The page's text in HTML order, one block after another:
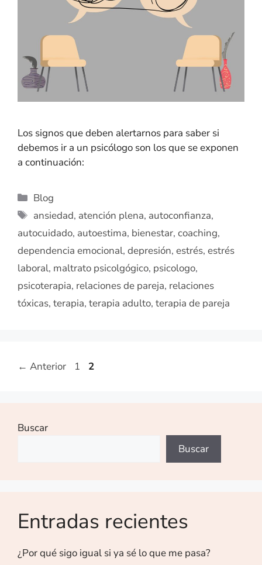
Los signos que deben alertarnos para saber si
debemos ir a un psicólogo son los que se exponen
a continuación:
Blog
ansiedad, atención plena, autoconfianza,
autocuidado, autoestima, bienestar, coaching,
dependencia emocional, depresión, estrés, estrés
laboral, maltrato psicolgógico, psicologo,
psicoterapia, relaciones de pareja, relaciones
tóxicas, terapia, terapia adulto, terapia de pareja
← Anterior 1 2
Buscar
Buscar
Entradas recientes
¿Por qué sigo igual si ya sé lo que me pasa?